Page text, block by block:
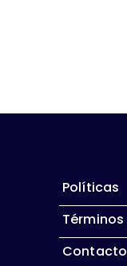
Políticas
Términos
Contacto